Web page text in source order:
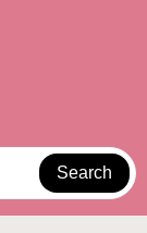
Search